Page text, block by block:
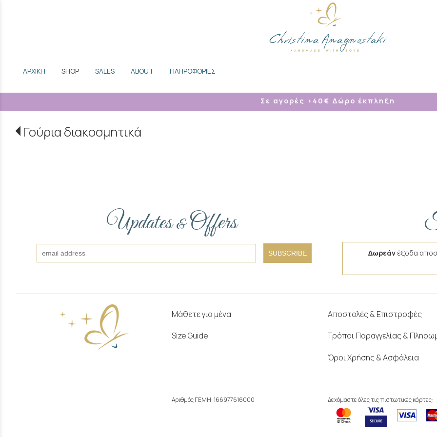
ΑΡΧΙΚΗ SHOP SALES ABOUT ΠΛΗΡΟΦΟΡΙΕΣ
Σε αγορές >40 € Δώρο έκπληξη
Γούρια διακοσμητικά
Updates&Offers
SUBSCRIBE Δωρεάν έξοδα
Μάθετε για μένα
Size Guide
Αποστολές & Επιστροφές
Τρόποι Παραγγελίας &
Όροι Χρήσης & Ασφάλεια
Αριθμός ΓΕΜΗ: 166977616000 Δεχόμαστε όλες τις πιστωτικές κάρτες: